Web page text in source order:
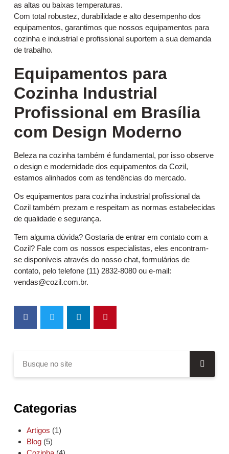
as altas ou baixas temperaturas.
Com total robustez, durabilidade e alto desempenho dos
equipamentos, garantimos que nossos equipamentos para
cozinha e industrial e profissional suportem a sua demanda
de trabalho.
Equipamentos para
Cozinha Industrial
Profissional em Brasília
com Design Moderno
Beleza na cozinha também é fundamental, por isso observe
o design e modernidade dos equipamentos da Cozil,
estamos alinhados com as tendências do mercado.
Os equipamentos para cozinha industrial profissional da
Cozil também prezam e respeitam as normas estabelecidas
de qualidade e segurança.
Tem alguma dúvida? Gostaria de entrar em contato com a
Cozil? Fale com os nossos especialistas, eles encontram-
se disponíveis através do nosso chat, formulários de
contato, pelo telefone (11) 2832-8080 ou e-mail:
vendas@cozil.com.br.
Categorias
Artigos (1)
Blog (5)